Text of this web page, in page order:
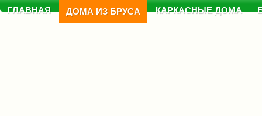
ГЛАВНАЯ
ДОМА ИЗ БРУСА КАРКАСНЫЕ ДОМА